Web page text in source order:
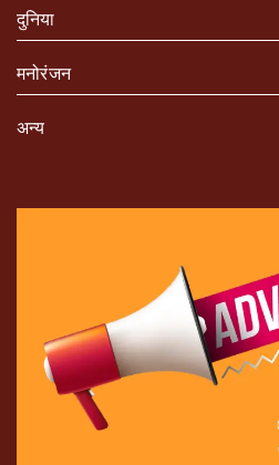
दुनिया
मनोरंजन
अन्य